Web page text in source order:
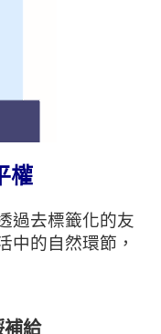
權
過去標籤化的友
中的自然環節，
補給